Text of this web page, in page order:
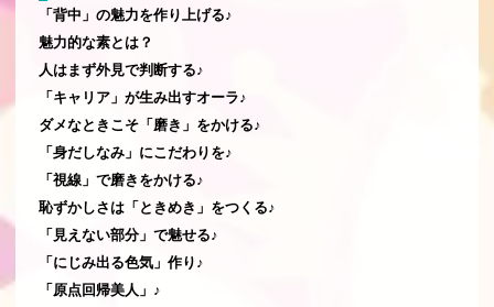
「背中」の魅力を作り上げる♪
魅力的な素とは？
人はまず外見で判断する♪
「キャリア」が生み出すオーラ♪
ダメなときこそ「磨き」をかける♪
「身だしなみ」にこだわりを♪
「視線」で磨きをかける♪
恥ずかしさは「ときめき」をつくる♪
「見えない部分」で魅せる♪
「にじみ出る色気」作り♪
「原点回帰美人」♪